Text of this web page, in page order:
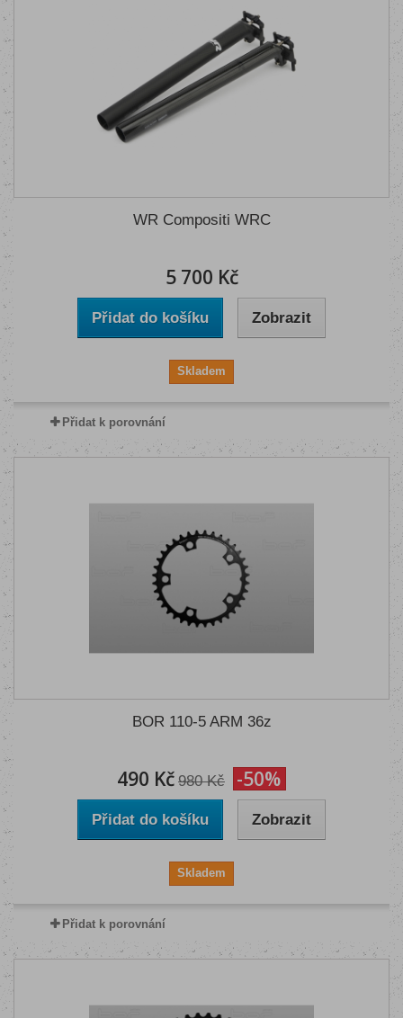
WR Compositi WRC
5 700 Kč
Přidat do košíku Zobrazit
Skladem
Přidat k porovnání
BOR 110-5 ARM 36z
490 Kč 980 Kč -50%
Přidat do košíku Zobrazit
Skladem
Přidat k porovnání